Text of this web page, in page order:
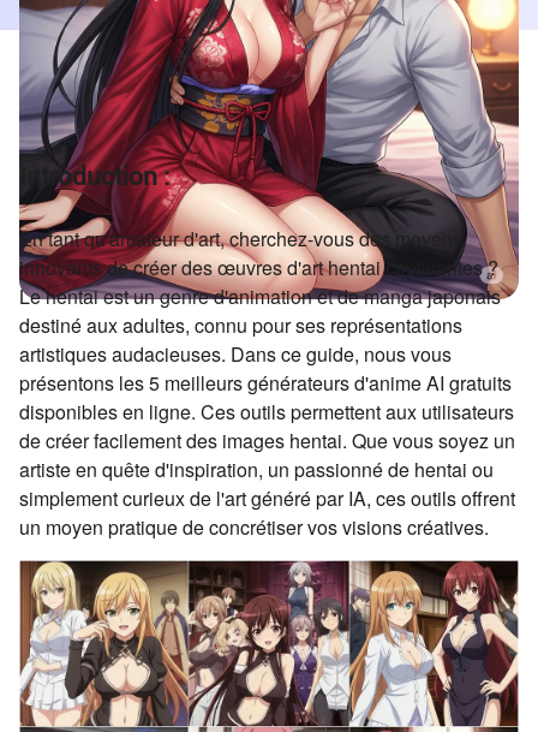
Introduction :
En tant qu'amateur d'art, cherchez-vous des moyens
innovants de créer des œuvres d'art hentai captivantes ?
Le hentai est un genre d'animation et de manga japonais
destiné aux adultes, connu pour ses représentations
artistiques audacieuses. Dans ce guide, nous vous
présentons les 5 meilleurs générateurs d'anime AI gratuits
disponibles en ligne. Ces outils permettent aux utilisateurs
de créer facilement des images hentai. Que vous soyez un
artiste en quête d'inspiration, un passionné de hentai ou
simplement curieux de l'art généré par IA, ces outils offrent
un moyen pratique de concrétiser vos visions créatives.